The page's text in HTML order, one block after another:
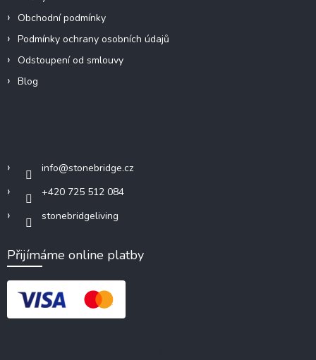
Obchodní podmínky
Podmínky ochrany osobních údajů
Odstoupení od smlouvy
Blog
info@stonebridge.cz
+420 725 512 084
stonebridgeliving
Přijímáme online platby